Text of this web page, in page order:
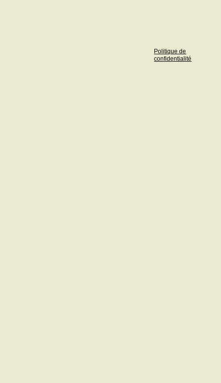
Politique de
confidentialité